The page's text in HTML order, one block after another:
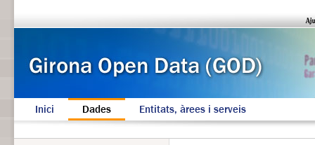
Inici Dades Entitats, àrees i serveis